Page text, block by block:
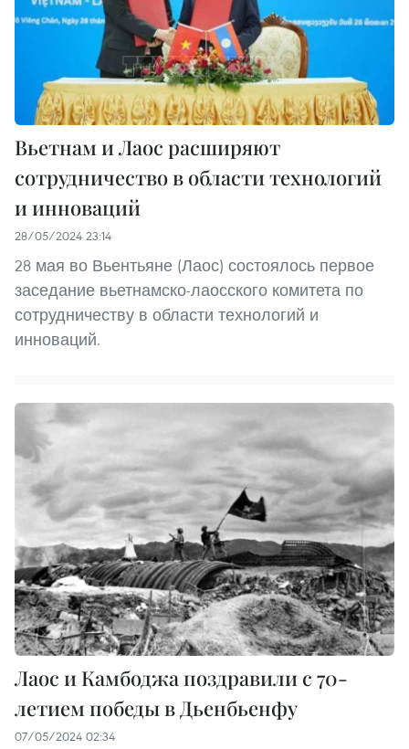
Вьетнам и Лаос расширяют
сотрудничество в области технологий
и инноваций
28/05/2024 23:14
28 мая во Вьентьяне (Лаос) состоялось первое
заседание вьетнамско-лаосского комитета по
сотрудничеству в области технологий и
инноваций.
Лаос и Камбоджа поздравили с 70-
летием победы в Дьенбьенфу
07/05/2024 02:34